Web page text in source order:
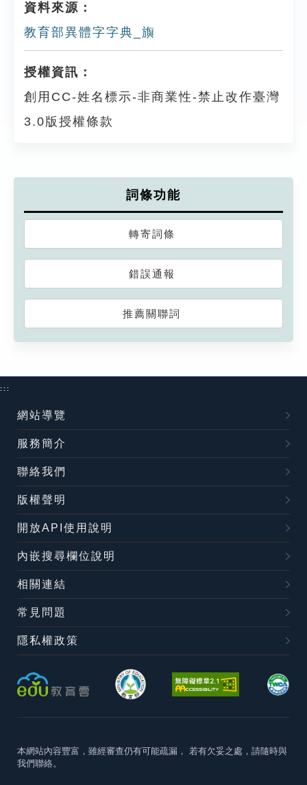
資料來源：
教育部異體字字典_旟
授權資訊：
創用CC-姓名標示-非商業性-禁止改作臺灣
3.0版授權條款
詞條功能
轉寄詞條
錯誤通報
推薦關聯詞
:::
網站導覽
服務簡介
聯絡我們
版權聲明
開放API使用說明
內嵌搜尋欄位說明
相關連結
常見問題
隱私權政策
本網站內容豐富，雖經審查仍有可能疏漏， 若有欠妥之處，請隨時與
我們聯絡。